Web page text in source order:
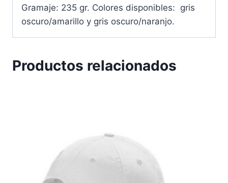
Gramaje: 235 gr. Colores disponibles: gris
oscuro/amarillo y gris oscuro/naranjo.
Productos relacionados